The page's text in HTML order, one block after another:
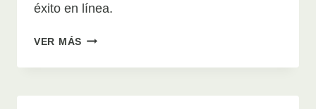
éxito en línea.
VER MÁS DESARROLLO
MANTENIMIENTO